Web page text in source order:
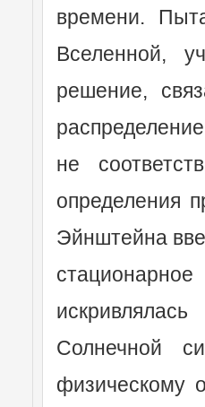
времени.
Вселенной,
решение,
не
определения
Эйнштейна
Солнечной
физическому